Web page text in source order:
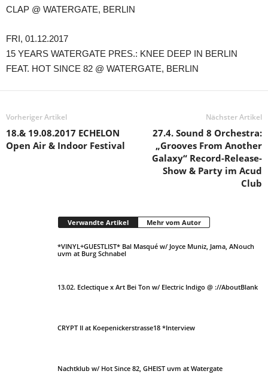
CLAP @ WATERGATE, BERLIN
FRI, 01.12.2017
15 YEARS WATERGATE PRES.: KNEE DEEP IN BERLIN
FEAT. HOT SINCE 82 @ WATERGATE, BERLIN
Vorheriger Artikel
18.& 19.08.2017 ECHELON
Open Air & Indoor Festival
Nächster Artikel
27.4. Sound 8 Orchestra:
„Grooves From Another
Galaxy“ Record-Release-
Show & Party im Acud
Club
Verwandte Artikel Mehr vom Autor
*VINYL+GUESTLIST* Bal Masqué w/ Joyce Muniz, Jama, ANouch
uvm at Burg Schnabel
13.02. Eclectique x Art Bei Ton w/ Electric Indigo @ ://AboutBlank
CRYPT II at Koepenickerstrasse18 *Interview
Nachtklub w/ Hot Since 82, GHEIST uvm at Watergate